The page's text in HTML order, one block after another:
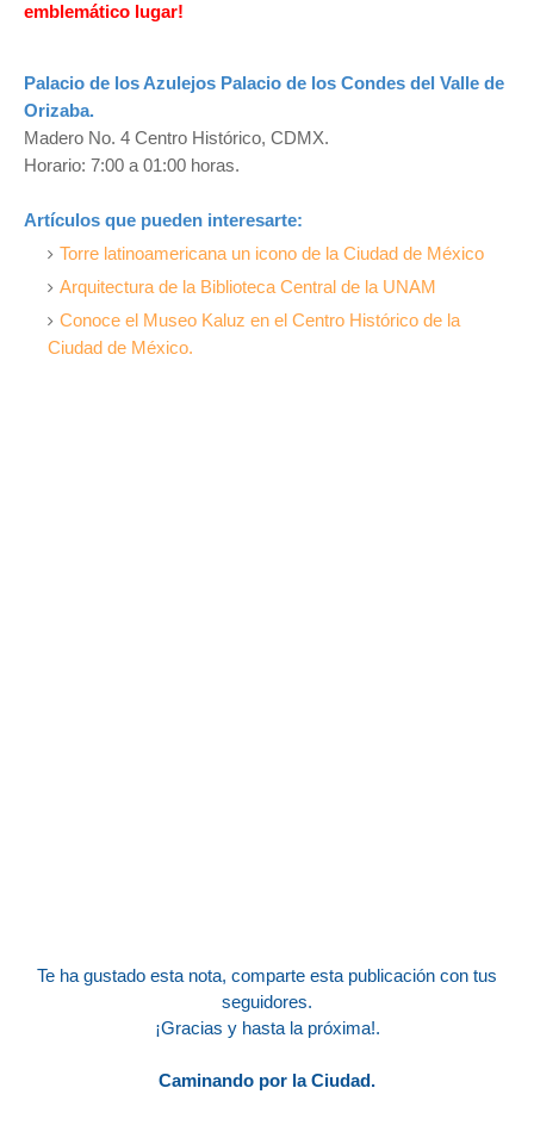
emblemático lugar!
Palacio de los Azulejos Palacio de los Condes del Valle de
Orizaba.
Madero No. 4 Centro Histórico, CDMX.
Horario: 7:00 a 01:00 horas.
Artículos que pueden interesarte:
Torre latinoamericana un icono de la Ciudad de México
Arquitectura de la Biblioteca Central de la UNAM
Conoce el Museo Kaluz en el Centro Histórico de la
Ciudad de México.
Te ha gustado esta nota, comparte esta publicación con tus
seguidores.
¡Gracias y hasta la próxima!.
Caminando por la Ciudad.